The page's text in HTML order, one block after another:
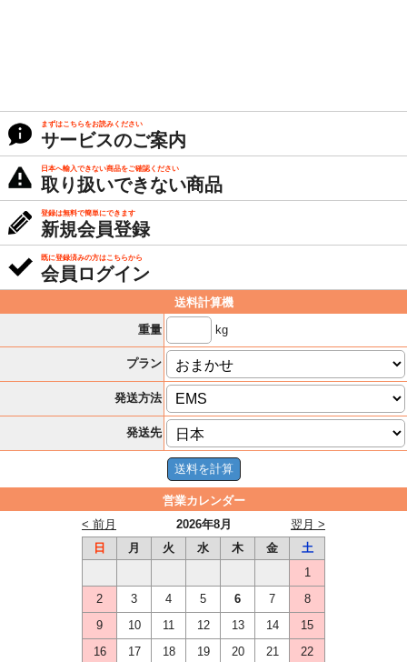
まずはこちらをお読みください
サービスのご案内
日本へ輸入できない商品をご確認ください
取り扱いできない商品
登録は無料で簡単にできます
新規会員登録
既に登録済みの方はこちらから
会員ログイン
送料計算機
重量
kg
プラン
発送方法
発送先
営業カレンダー
2026年8月
< 前月
翌月 >
日
月 火 水 木 金
土
1
2
3 4 5 6 7
8
9
10 11 12 13 14
15
16
17 18 19 20 21
22